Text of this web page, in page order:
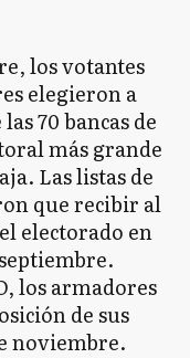
los votantes
elegieron a
70 bancas de
más grande
Las listas de
que recibir al
electorado en
los armadores
de sus
noviembre.